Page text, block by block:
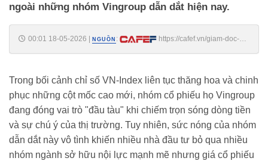
ngoài những nhóm Vingroup dẫn dắt hiện nay.
00:01 18-05-2026 NGUỒN :
https://cafef.vn/giam-doc-
Trong bối cảnh chỉ số VN-Index liên tục thăng hoa và chinh
phục những cột mốc cao mới, nhóm cổ phiếu họ Vingroup
đang đóng vai trò "đầu tàu" khi chiếm trọn sóng dòng tiền
và sự chú ý của thị trường. Tuy nhiên, sức nóng của nhóm
dẫn dắt này vô tình khiến nhiều nhà đầu tư bỏ qua nhiều
nhóm ngành sở hữu nội lực mạnh mẽ nhưng giá cổ phiếu